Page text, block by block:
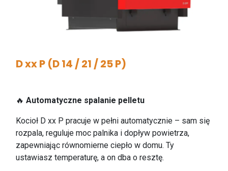
D xx P (D 14 / 21 / 25 P)
🔥 Automatyczne spalanie pelletu
Kocioł D xx P pracuje w pełni automatycznie – sam się
rozpala, reguluje moc palnika i dopływ powietrza,
zapewniając równomierne ciepło w domu. Ty
ustawiasz temperaturę, a on dba o resztę.